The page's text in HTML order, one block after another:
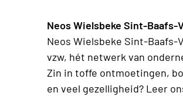
Neos Wielsbeke Sint-Baafs-
Neos Wielsbeke Sint-Baafs-
vzw, hét netwerk van
Zin in toffe ontmoetingen,
en veel gezelligheid? Leer